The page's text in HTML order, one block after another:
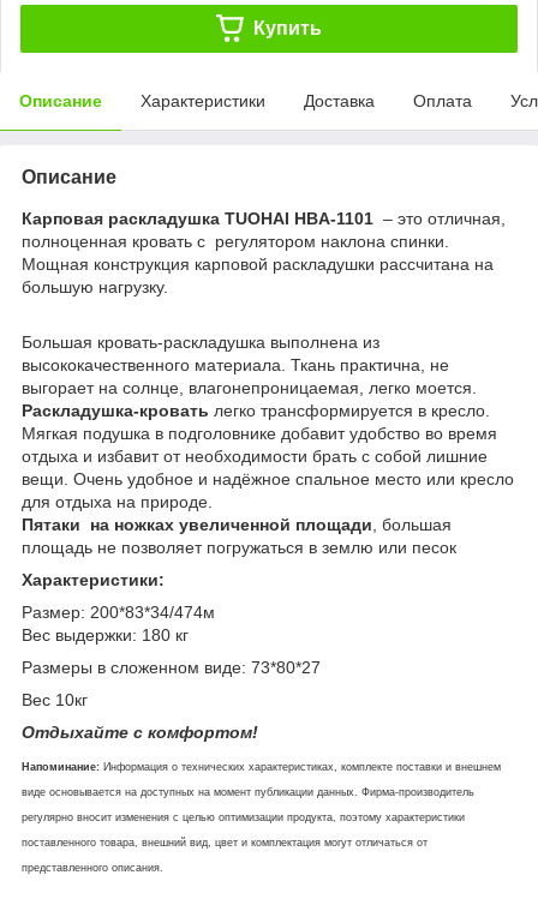
Купить
Описание Характеристики Доставка Оплата
Описание
Карповая раскладушка TUOHAI HBA-1101 – это отличная,
полноценная кровать с регулятором наклона спинки.
Мощная конструкция карповой раскладушки рассчитана на
большую нагрузку.
Большая кровать-раскладушка выполнена из
высококачественного материала. Ткань практична, не
выгорает на солнце, влагонепроницаемая, легко моется.
Раскладушка-кровать легко трансформируется в кресло.
Мягкая подушка в подголовнике добавит удобство во время
отдыха и избавит от необходимости брать с собой лишние
вещи. Очень удобное и надёжное спальное место или кресло
для отдыха на природе.
Пятаки на ножках увеличенной площади , большая
площадь не позволяет погружаться в землю или песок
Характеристики:
Размер: 200*83*34/474м
Вес выдержки: 180 кг
Размеры в сложенном виде: 73*80*27
Вес 10кг
Отдыхайте с комфортом!
Напоминание: Информация о технических характеристиках, комплекте поставки и внешнем
виде основывается на доступных на момент публикации данных. Фирма-производитель
регулярно вносит изменения с целью оптимизации продукта, поэтому характеристики
поставленного товара, внешний вид, цвет и комплектация могут отличаться от
представленного описания.